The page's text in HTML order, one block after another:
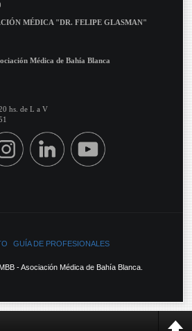
MÉDICA "DR. FELIPE GLASMAN"
Médica de Bahía Blanca
hs. de L a V
GUÍA DE PROFESIONALES
- Asociación Médica de Bahía Blanca.